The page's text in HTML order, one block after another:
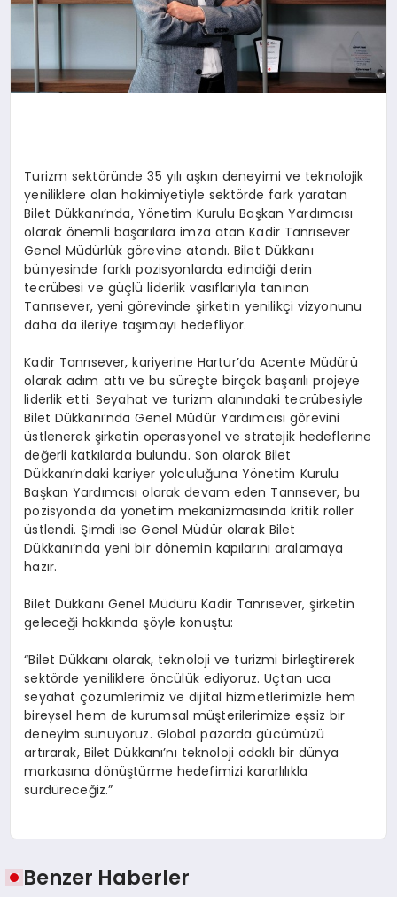
Turizm sektöründe 35 yılı aşkın deneyimi ve teknolojik
yeniliklere olan hakimiyetiyle sektörde fark yaratan
Bilet Dükkanı’nda, Yönetim Kurulu Başkan Yardımcısı
olarak önemli başarılara imza atan Kadir Tanrısever
Genel Müdürlük görevine atandı. Bilet Dükkanı
bünyesinde farklı pozisyonlarda edindiği derin
tecrübesi ve güçlü liderlik vasıflarıyla tanınan
Tanrısever, yeni görevinde şirketin yenilikçi vizyonunu
daha da ileriye taşımayı hedefliyor.
Kadir Tanrısever, kariyerine Hartur’da Acente Müdürü
olarak adım attı ve bu süreçte birçok başarılı projeye
liderlik etti. Seyahat ve turizm alanındaki tecrübesiyle
Bilet Dükkanı’nda Genel Müdür Yardımcısı görevini
üstlenerek şirketin operasyonel ve stratejik hedeflerine
değerli katkılarda bulundu. Son olarak Bilet
Dükkanı’ndaki kariyer yolculuğuna Yönetim Kurulu
Başkan Yardımcısı olarak devam eden Tanrısever, bu
pozisyonda da yönetim mekanizmasında kritik roller
üstlendi. Şimdi ise Genel Müdür olarak Bilet
Dükkanı’nda yeni bir dönemin kapılarını aralamaya
hazır.
Bilet Dükkanı Genel Müdürü Kadir Tanrısever, şirketin
geleceği hakkında şöyle konuştu:
“Bilet Dükkanı olarak, teknoloji ve turizmi birleştirerek
sektörde yeniliklere öncülük ediyoruz. Uçtan uca
seyahat çözümlerimiz ve dijital hizmetlerimizle hem
bireysel hem de kurumsal müşterilerimize eşsiz bir
deneyim sunuyoruz. Global pazarda gücümüzü
artırarak, Bilet Dükkanı’nı teknoloji odaklı bir dünya
markasına dönüştürme hedefimizi kararlılıkla
sürdüreceğiz.”
Benzer Haberler